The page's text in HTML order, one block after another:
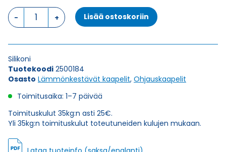
Ohjauskaapeli
SIHF-
4G25
Lisää ostoskoriin
Silikoni
Tuotekoodi 2500184
Osasto Lämmönkestävät kaapelit, Ohjauskaapelit
Toimitusaika: 1–7 päivää
Toimituskulut 35kg:n asti 25€.
Yli 35kg:n toimituskulut toteutuneiden kulujen mukaan.